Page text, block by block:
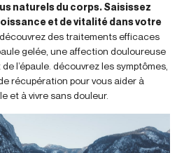
naturels du corps. Saisissez
et de vitalité dans votre
découvrez des traitements efficaces
gelée, une affection douloureuse
l’épaule. découvrez les symptômes,
récupération pour vous aider à
et à vivre sans douleur.